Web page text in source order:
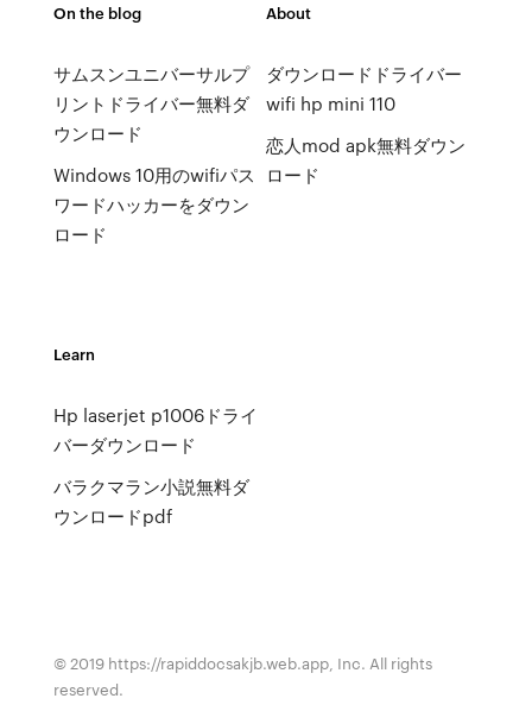
On the blog
サムスンユニバーサルプ
リントドライバー無料ダ
ウンロード
Windows 10用のwifiパス
ワードハッカーをダウン
ロード
About
ダウンロードドライバー
wifi hp mini 110
恋人mod apk無料ダウン
ロード
Learn
Hp laserjet p1006ドライ
バーダウンロード
バラクマラン小説無料ダ
ウンロードpdf
© 2019 https://rapiddocsakjb.web.app, Inc. All rights
reserved.